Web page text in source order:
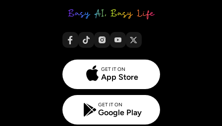
GET IT ON
App Store
GET IT ON
Google Play